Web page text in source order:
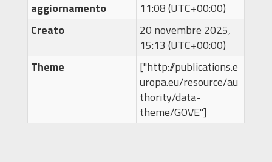
aggiornamento
11:08 (UTC+00:00)
Creato
20 novembre 2025,
15:13 (UTC+00:00)
Theme
["http://publications.e
uropa.eu/resource/au
thority/data-
theme/GOVE"]